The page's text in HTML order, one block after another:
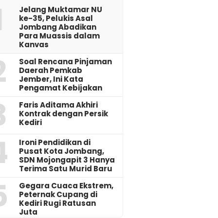
Jelang Muktamar NU
ke-35, Pelukis Asal
Jombang Abadikan
Para Muassis dalam
Kanvas
‎Soal Rencana Pinjaman
Daerah Pemkab
Jember, Ini Kata
Pengamat Kebijakan ‎
Faris Aditama Akhiri
Kontrak dengan Persik
Kediri
Ironi Pendidikan di
Pusat Kota Jombang,
SDN Mojongapit 3 Hanya
Terima Satu Murid Baru
‎Gegara Cuaca Ekstrem,
Peternak Cupang di
Kediri Rugi Ratusan
Juta